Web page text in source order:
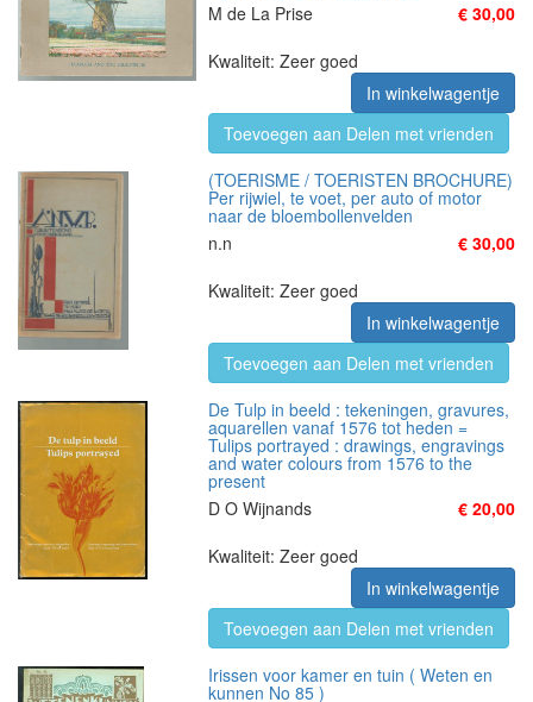
M de La Prise
€ 30,00
Kwaliteit: Zeer goed
In winkelwagentje
Toevoegen aan Delen met vrienden
(TOERISME / TOERISTEN BROCHURE)
Per rijwiel, te voet, per auto of motor
naar de bloembollenvelden
n.n
€ 30,00
Kwaliteit: Zeer goed
In winkelwagentje
Toevoegen aan Delen met vrienden
De Tulp in beeld : tekeningen, gravures,
aquarellen vanaf 1576 tot heden =
Tulips portrayed : drawings, engravings
and water colours from 1576 to the
present
D O Wijnands
€ 20,00
Kwaliteit: Zeer goed
In winkelwagentje
Toevoegen aan Delen met vrienden
Irissen voor kamer en tuin ( Weten en
kunnen No 85 )